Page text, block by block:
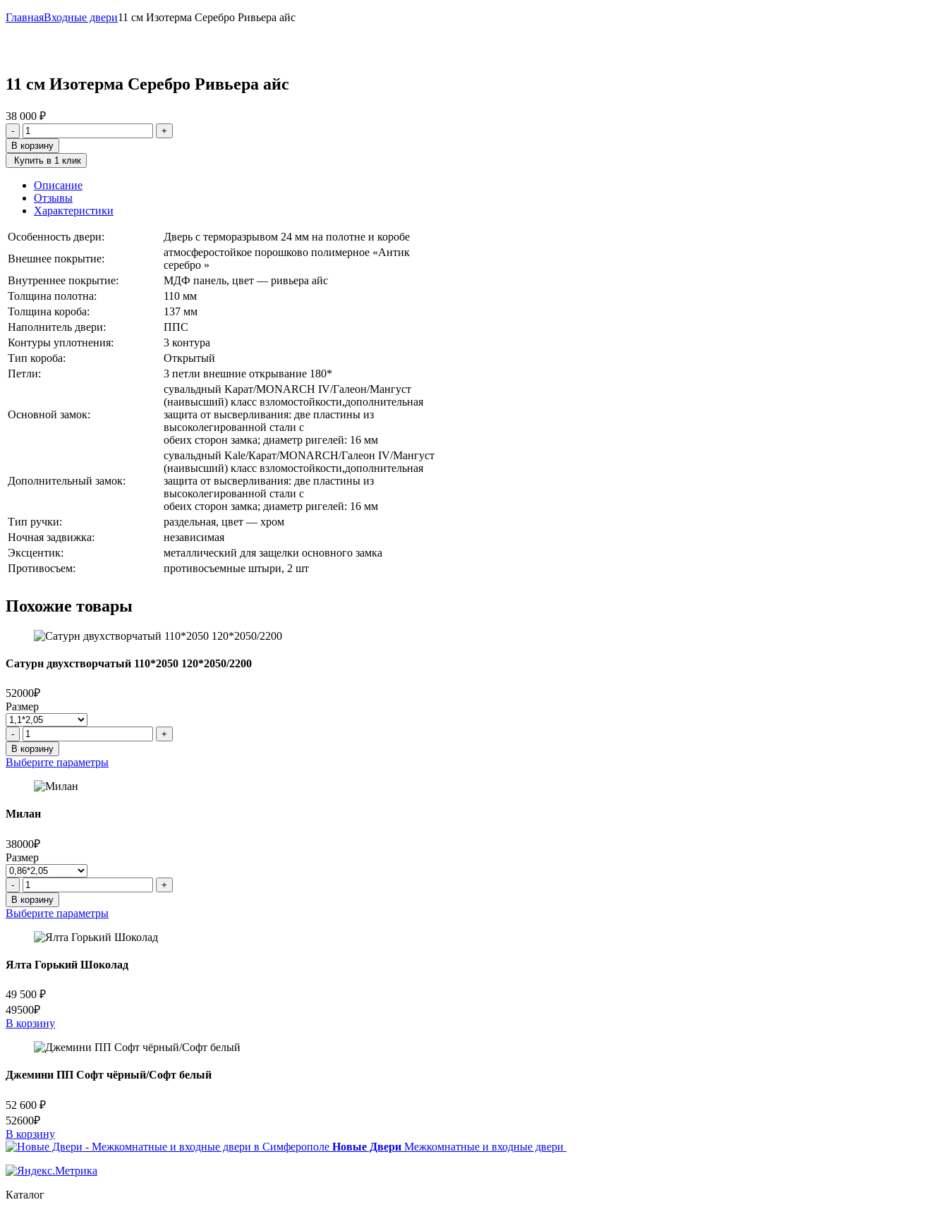
ГлавнаяВходные двери11 см Изотерма Серебро Ривьера айс
11 см Изотерма Серебро Ривьера айс
38 000 ₽
Количество
товара
11
см
Изотерма
Серебро
Ривьера
-
+
В корзину
Купить в 1 клик
Описание
Отзывы
Характеристики
Особенность двери:
Дверь с терморазрывом 24 мм на полотне и коробе
Внешнее покрытие:
атмосферостойкое порошково полимерное «Антик
серебро »
Внутреннее покрытие:
МДФ панель, цвет — ривьера айс
Толщина полотна:
110 мм
Толщина короба:
137 мм
Наполнитель двери:
ППС
Контуры уплотнения:
3 контура
Тип короба:
Открытый
Петли:
3 петли внешние открывание 180*
Основной замок:
сувальдный Kарат/MONARCH IV/Галеон/Мангуст
(наивысший) класс взломостойкости,дополнительная
защита от высверливания: две пластины из
высоколегированной стали с
обеих сторон замка; диаметр ригелей: 16 мм
Дополнительный замок:
сувальдный Kale/Карат/MONARCH/Галеон IV/Мангуст
(наивысший) класс взломостойкости,дополнительная
защита от высверливания: две пластины из
высоколегированной стали с
обеих сторон замка; диаметр ригелей: 16 мм
Тип ручки:
раздельная, цвет — хром
Ночная задвижка:
независимая
Эксцентик:
металлический для защелки основного замка
Противосъем:
противосъемные штыри, 2 шт
Похожие товары
Сатурн двухстворчатый 110*2050 120*2050/2200
52000₽
Размер
Количество
товара
Сатурн
двухстворчатый
110*2050
120*2050/2200
-
+
В корзину
Выберите параметры
Милан
38000₽
Размер
Количество
товара
Милан
-
+
В корзину
Выберите параметры
Ялта Горький Шоколад
49 500 ₽
49500₽
В корзину
Джемини ПП Софт чёрный/Софт белый
52 600 ₽
52600₽
В корзину
Новые Двери Межкомнатные и входные двери
Каталог